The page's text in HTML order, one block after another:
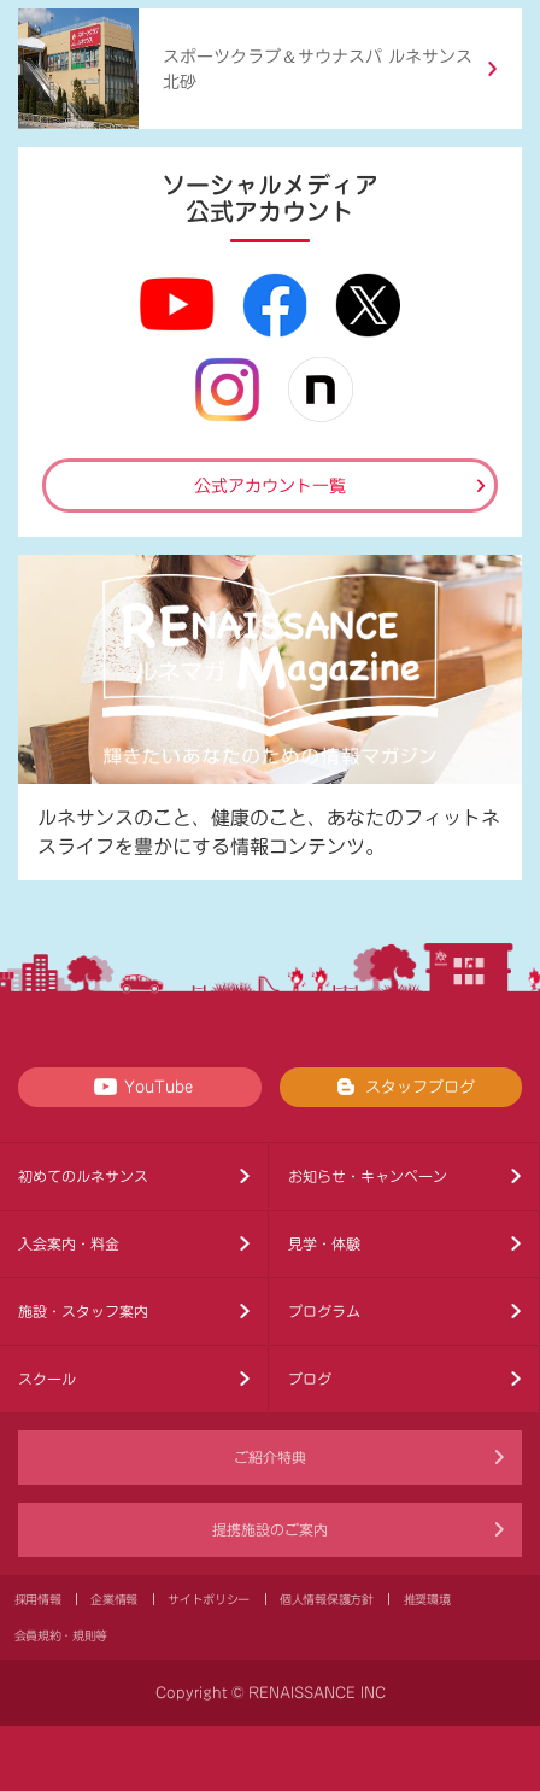
スポーツクラブ ＆ サウナスパ ルネサンス
北砂
ソーシャルメディア
公式アカウント
公式アカウント一覧
ルネサンスのこと、健康のこと、あなたのフィットネ
スライフを豊かにする情報コンテンツ。
YouTube スタッフブログ
初めてのルネサンス お知らせ・キャンペーン
入会案内・料金 見学・体験
施設・スタッフ案内 プログラム
スクール ブログ
ご紹介特典
提携施設のご案内
採用情報 企業情報 サイトポリシー 個人情報保護方針 推奨環境
会員規約・規則等
Copyright © RENAISSANCE INC